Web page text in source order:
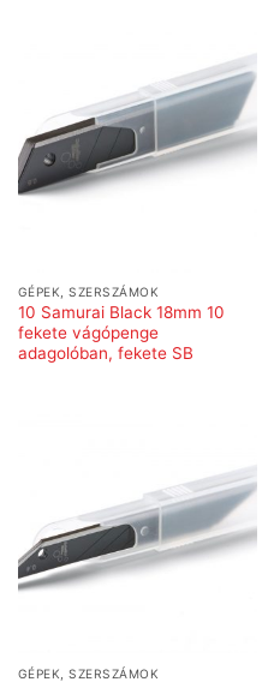
GÉPEK, SZERSZÁMOK
10 Samurai Black 18mm 10
fekete vágópenge
adagolóban, fekete SB
GÉPEK, SZERSZÁMOK